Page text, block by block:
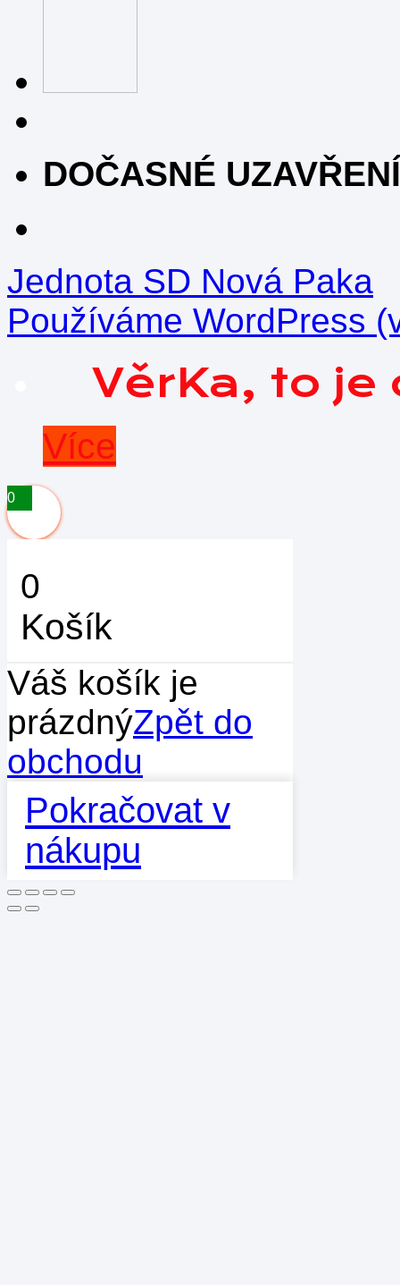
DOČASNÉ
Jednota SD Nová Paka
Používáme WordPress
VěrKa, to je
Více
0
0
Košík
Váš košík je
prázdnýZpět do
obchodu
Pokračovat v
nákupu